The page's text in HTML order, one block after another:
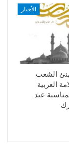
الأخبار
الشعب
العربية
عيد